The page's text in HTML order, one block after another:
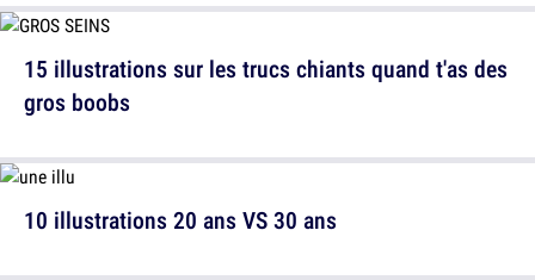
15 illustrations sur les trucs chiants quand t'as des
gros boobs
10 illustrations 20 ans VS 30 ans